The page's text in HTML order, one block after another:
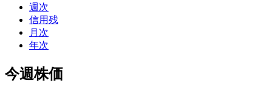
週次
信用残
月次
年次
今週株価